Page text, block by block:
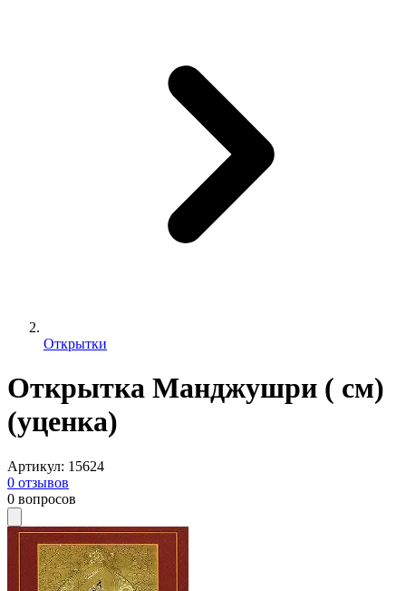
Открытки
Открытка Манджушри ( см)
(уценка)
Артикул: 15624
0 отзывов
0 вопросов